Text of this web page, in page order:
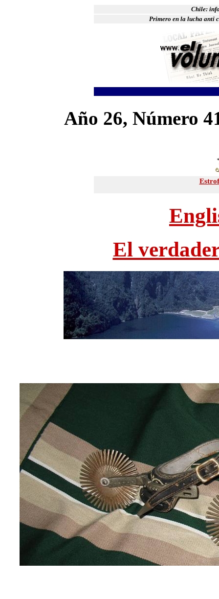
Chile:
Primero en la lucha anti
Año 26, Número
El